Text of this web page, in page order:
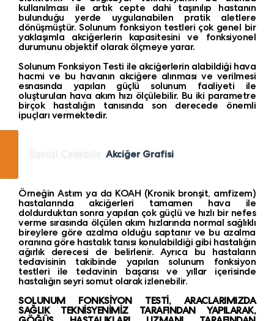
kullanılması ile artık cepte dahi taşınılıp hastanın
bulunduğu yerde uygulanabilen pratik aletlere
dönüşmüştür. Solunum fonksiyon testleri çok genel bir
yaklaşımla akciğerlerin kapasitesini ve fonksiyonel
durumunu objektif olarak ölçmeye yarar.
Solunum Fonksiyon Testi ile akciğerlerin alabildiği hava
hacmi ve bu havanın akciğere alınması ve verilmesi
esnasında yapılan güçlü solunum faaliyeti ile
oluşturulan hava akım hızı ölçülebilir. Bu iki parametre
birçok hastalığın tanısında son derecede önemli
ipuçları vermektedir.
Akciğer Grafisi
Örneğin Astım ya da KOAH (Kronik bronşit, amfizem)
hastalarında akciğerleri tamamen hava ile
doldurduktan sonra yapılan çok güçlü ve hızlı bir nefes
verme sırasında ölçülen akım hızlarında normal sağlıklı
bireylere göre azalma olduğu saptanır ve bu azalma
oranına göre hastalık tanısı konulabildiği gibi hastalığın
ağırlık derecesi de belirlenir. Ayrıca bu hastaların
tedavisinin takibinde yapılan solunum fonksiyon
testleri ile tedavinin başarısı ve yıllar içerisinde
hastalığın seyri somut olarak izlenebilir.
SOLUNUM FONKSİYON TESTİ, ARACLARIMIZDA
SAĞLIK TEKNİSYENİMİZ TARAFINDAN YAPILARAK,